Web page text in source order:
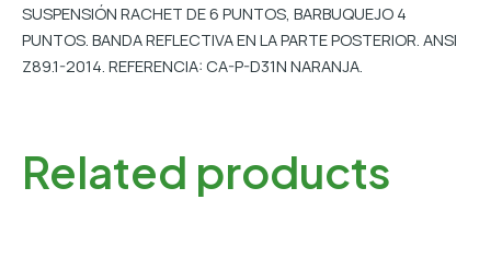
SUSPENSIÓN RACHET DE 6 PUNTOS, BARBUQUEJO 4
PUNTOS. BANDA REFLECTIVA EN LA PARTE POSTERIOR. ANSI
Z89.1-2014. REFERENCIA: CA-P-D31N NARANJA.
Related products